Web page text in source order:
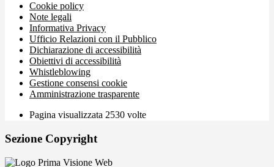
Cookie policy
Note legali
Informativa Privacy
Ufficio Relazioni con il Pubblico
Dichiarazione di accessibilità
Obiettivi di accessibilità
Whistleblowing
Gestione consensi cookie
Amministrazione trasparente
Pagina visualizzata 2530 volte
Sezione Copyright